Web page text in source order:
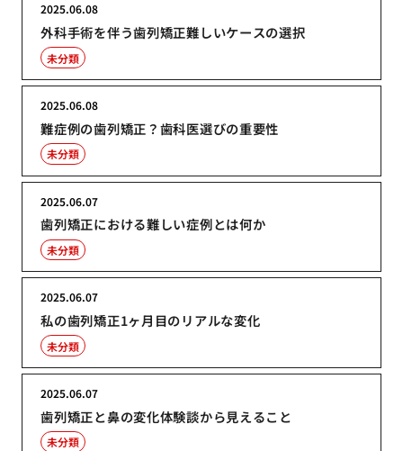
外科手術を伴う歯列矯正難しいケースの選択
2025.06.08
未分類
難症例の歯列矯正？歯科医選びの重要性
2025.06.08
未分類
歯列矯正における難しい症例とは何か
2025.06.07
未分類
私の歯列矯正1ヶ月目のリアルな変化
2025.06.07
未分類
歯列矯正と鼻の変化体験談から見えること
2025.06.07
未分類